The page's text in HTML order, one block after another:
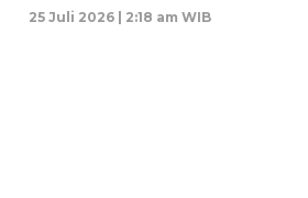
25 Juli 2026 | 2:18 am WIB